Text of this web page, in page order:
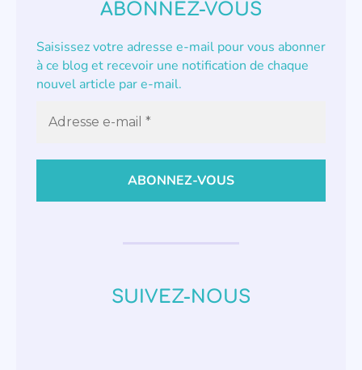
ABONNEZ-VOUS
Saisissez votre adresse e-mail pour vous abonner
à ce blog et recevoir une notification de chaque
nouvel article par e-mail.
SUIVEZ-NOUS